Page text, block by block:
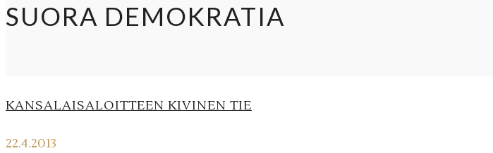
SUORA DEMOKRATIA
KANSALAISALOITTEEN KIVINEN TIE
22.4.2013